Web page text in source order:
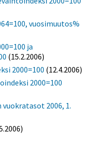
vuosimuutos%
ja
(15.2.2006)
2000=100 (12.4.2006)
2000=100
2006, 1.